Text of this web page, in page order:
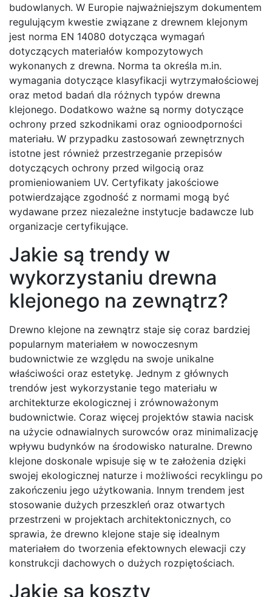
budowlanych. W Europie najważniejszym dokumentem
regulującym kwestie związane z drewnem klejonym
jest norma EN 14080 dotycząca wymagań
dotyczących materiałów kompozytowych
wykonanych z drewna. Norma ta określa m.in.
wymagania dotyczące klasyfikacji wytrzymałościowej
oraz metod badań dla różnych typów drewna
klejonego. Dodatkowo ważne są normy dotyczące
ochrony przed szkodnikami oraz ognioodporności
materiału. W przypadku zastosowań zewnętrznych
istotne jest również przestrzeganie przepisów
dotyczących ochrony przed wilgocią oraz
promieniowaniem UV. Certyfikaty jakościowe
potwierdzające zgodność z normami mogą być
wydawane przez niezależne instytucje badawcze lub
organizacje certyfikujące.
Jakie są trendy w
wykorzystaniu drewna
klejonego na zewnątrz?
Drewno klejone na zewnątrz staje się coraz bardziej
popularnym materiałem w nowoczesnym
budownictwie ze względu na swoje unikalne
właściwości oraz estetykę. Jednym z głównych
trendów jest wykorzystanie tego materiału w
architekturze ekologicznej i zrównoważonym
budownictwie. Coraz więcej projektów stawia nacisk
na użycie odnawialnych surowców oraz minimalizację
wpływu budynków na środowisko naturalne. Drewno
klejone doskonale wpisuje się w te założenia dzięki
swojej ekologicznej naturze i możliwości recyklingu po
zakończeniu jego użytkowania. Innym trendem jest
stosowanie dużych przeszkleń oraz otwartych
przestrzeni w projektach architektonicznych, co
sprawia, że drewno klejone staje się idealnym
materiałem do tworzenia efektownych elewacji czy
konstrukcji dachowych o dużych rozpiętościach.
Jakie są koszty